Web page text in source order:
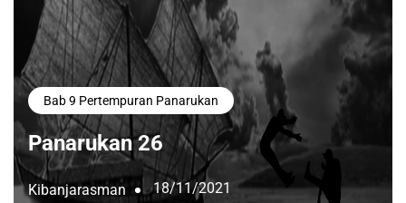
Bab 9 Pertempuran Panarukan
Panarukan 26
Kibanjarasman 18/11/2021